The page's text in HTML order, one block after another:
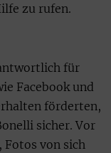
zu rufen.
für
Facebook und
förderten,
sicher. Vor
Fotos von sich